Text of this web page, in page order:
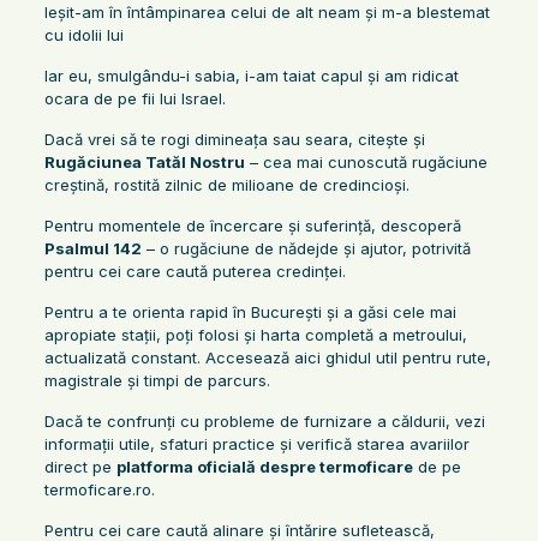
Ieşit-am în întâmpinarea celui de alt neam şi m-a blestemat
cu idolii lui
Iar eu, smulgându-i sabia, i-am taiat capul şi am ridicat
ocara de pe fii lui Israel.
Dacă vrei să te rogi dimineața sau seara, citește și
Rugăciunea Tatăl Nostru – cea mai cunoscută rugăciune
creștină, rostită zilnic de milioane de credincioși.
Pentru momentele de încercare și suferință, descoperă
Psalmul 142 – o rugăciune de nădejde și ajutor, potrivită
pentru cei care caută puterea credinței.
Pentru a te orienta rapid în București și a găsi cele mai
apropiate stații, poți folosi și harta completă a metroului,
actualizată constant. Accesează aici ghidul util pentru rute,
magistrale și timpi de parcurs.
Dacă te confrunți cu probleme de furnizare a căldurii, vezi
informații utile, sfaturi practice și verifică starea avariilor
direct pe platforma oficială despre termoficarede pe
termoficare.ro.
Pentru cei care caută alinare și întărire sufletească,